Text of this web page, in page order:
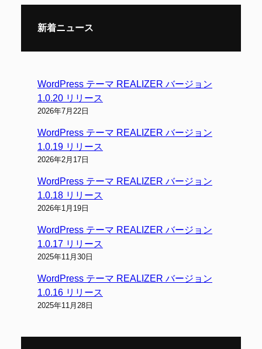
新着ニュース
WordPress テーマ REALIZER バージョン
1.0.20 リリース
2026年7月22日
WordPress テーマ REALIZER バージョン
1.0.19 リリース
2026年2月17日
WordPress テーマ REALIZER バージョン
1.0.18 リリース
2026年1月19日
WordPress テーマ REALIZER バージョン
1.0.17 リリース
2025年11月30日
WordPress テーマ REALIZER バージョン
1.0.16 リリース
2025年11月28日